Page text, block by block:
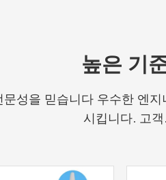
높은 기
성을 믿습니다 우수한 엔
시킵니다. 고객.